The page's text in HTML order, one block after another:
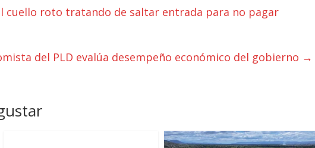
cuello roto tratando de saltar entrada para no pagar
del PLD evalúa desempeño económico del gobierno →